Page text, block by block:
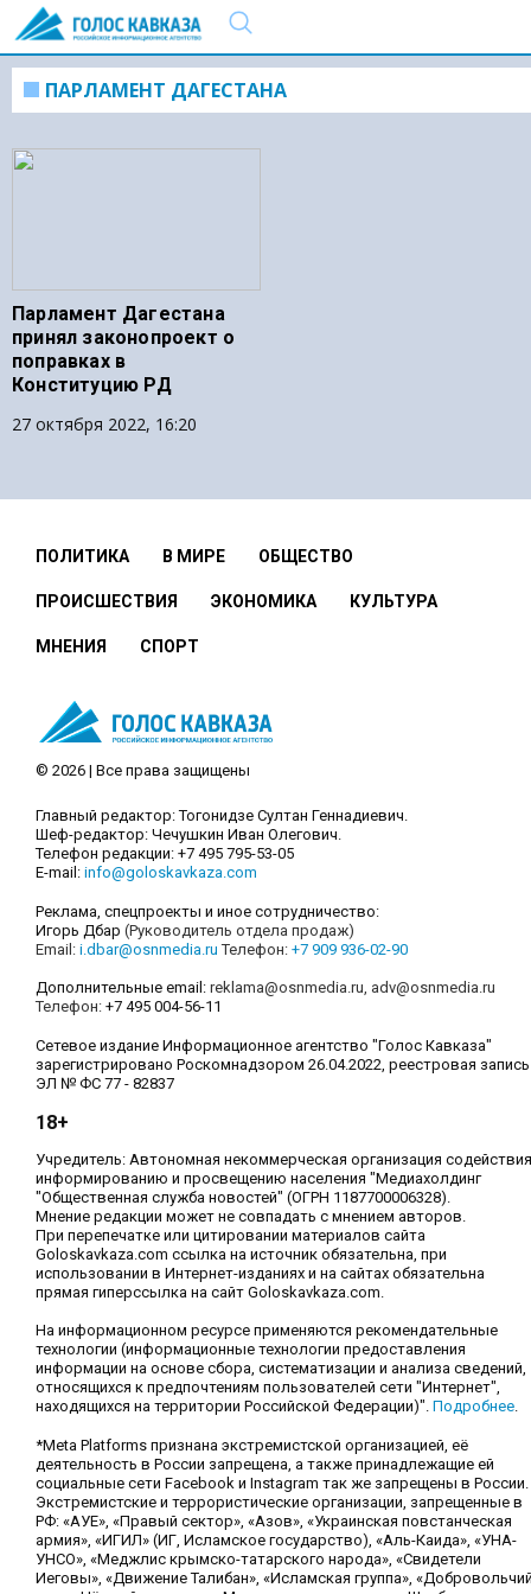
ПАРЛАМЕНТ ДАГЕСТАНА
Парламент Дагестана
принял законопроект о
поправках в
Конституцию РД
27 октября 2022, 16:20
ПОЛИТИКА В МИРЕ ОБЩЕСТВО
ПРОИСШЕСТВИЯ ЭКОНОМИКА КУЛЬТУРА
МНЕНИЯ СПОРТ
© 2026 | Все права защищены
Главный редактор: Тогонидзе Султан Геннадиевич.
Шеф-редактор: Чечушкин Иван Олегович.
Телефон редакции: +7 495 795-53-05
E-mail: info@goloskavkaza.com
Реклама, спецпроекты и иное сотрудничество:
Игорь Дбар (Руководитель отдела продаж)
Email: i.dbar@osnmedia.ru Телефон: +7 909 936-02-90
Дополнительные email: reklama@osnmedia.ru, adv@osnmedia.ru
Телефон: +7 495 004-56-11
Сетевое издание Информационное агентство "Голос Кавказа"
зарегистрировано Роскомнадзором 26.04.2022, реестровая запись
ЭЛ № ФС 77 - 82837
18+
Учредитель: Автономная некоммерческая организация содействия
информированию и просвещению населения "Медиахолдинг
"Общественная служба новостей" (ОГРН 1187700006328).
Мнение редакции может не совпадать с мнением авторов.
При перепечатке или цитировании материалов сайта
Goloskavkaza.com ссылка на источник обязательна, при
использовании в Интернет-изданиях и на сайтах обязательна
прямая гиперссылка на сайт Goloskavkaza.com.
На информационном ресурсе применяются рекомендательные
технологии (информационные технологии предоставления
информации на основе сбора, систематизации и анализа сведений,
относящихся к предпочтениям пользователей сети "Интернет",
находящихся на территории Российской Федерации)". Подробнее.
*Meta Platforms признана экстремистской организацией, её
деятельность в России запрещена, а также принадлежащие ей
социальные сети Facebook и Instagram так же запрещены в России.
Экстремистские и террористические организации, запрещенные в
РФ: «АУЕ», «Правый сектор», «Азов», «Украинская повстанческая
армия», «ИГИЛ» (ИГ, Исламское государство), «Аль-Каида», «УНА-
УНСО», «Меджлис крымско-татарского народа», «Свидетели
Иеговы», «Движение Талибан», «Исламская группа»,